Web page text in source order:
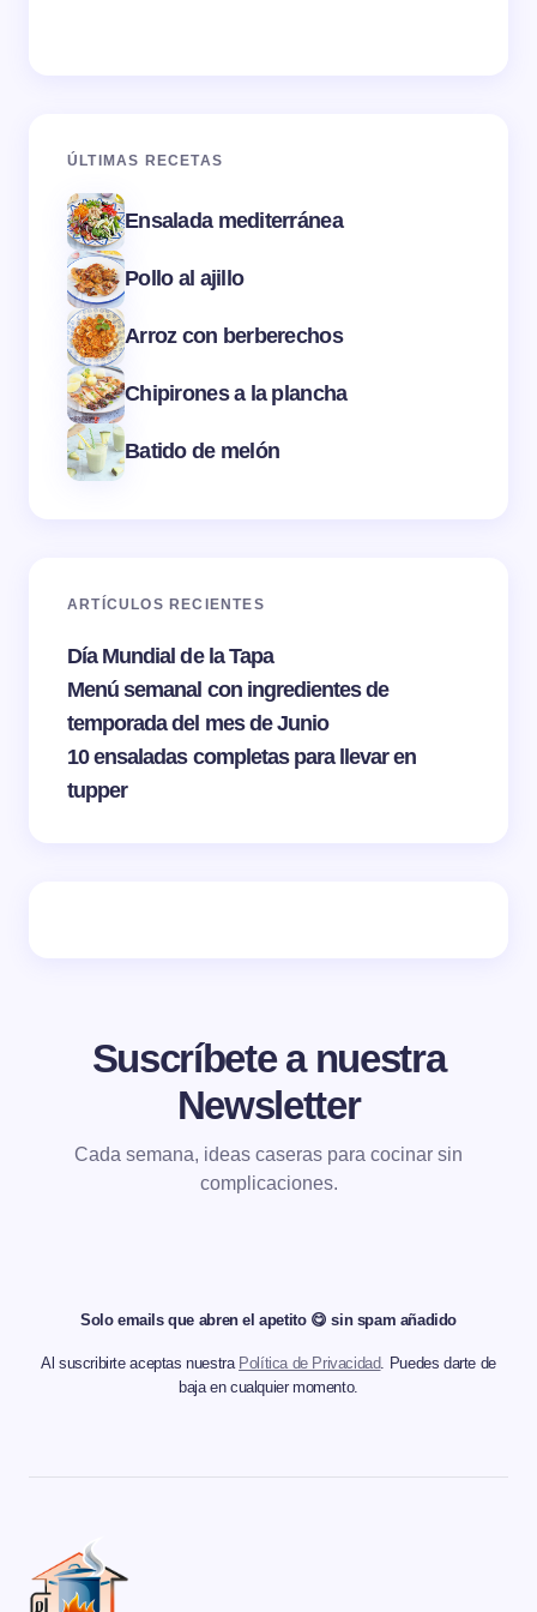
ÚLTIMAS RECETAS
Ensalada mediterránea
Pollo al ajillo
Arroz con berberechos
Chipirones a la plancha
Batido de melón
ARTÍCULOS RECIENTES
Día Mundial de la Tapa
Menú semanal con ingredientes de
temporada del mes de Junio
10 ensaladas completas para llevar en
tupper
Suscríbete a nuestra
Newsletter
Cada semana, ideas caseras para cocinar sin
complicaciones.
Solo emails que abren el apetito 😋 sin spam añadido
Al suscribirte aceptas nuestra Política de Privacidad. Puedes darte de
baja en cualquier momento.